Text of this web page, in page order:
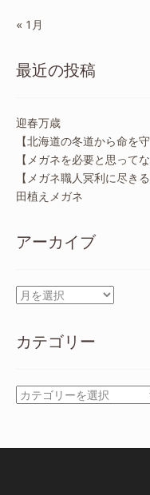
« 1月
最近の投稿
迎春万歳
【北海道の冬道から命を
【メガネを必要と思って
【メガネ職人冥利に尽きる
田植えメガネ
アーカイブ
ア
イ
カテゴリー
カ